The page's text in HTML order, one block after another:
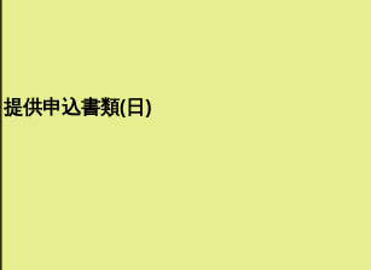
提供申込書類(日)